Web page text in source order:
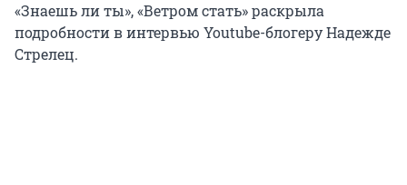
«Знаешь ли ты», «Ветром стать» раскрыла
подробности в интервью Youtube-блогеру Надежде
Стрелец.